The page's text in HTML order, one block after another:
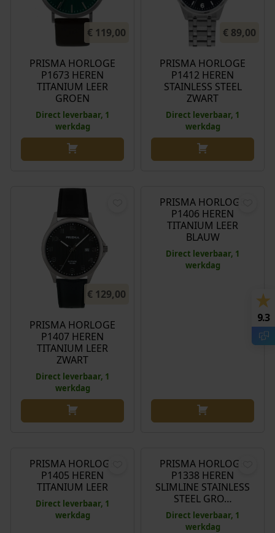
€ 119,00
PRISMA HORLOGE
P1673 HEREN
TITANIUM LEER
GROEN
Direct leverbaar, 1
werkdag
€ 89,00
PRISMA HORLOGE
P1412 HEREN
STAINLESS STEEL
ZWART
Direct leverbaar, 1
werkdag
€ 129,00
PRISMA HORLOGE
P1407 HEREN
TITANIUM LEER
ZWART
Direct leverbaar, 1
werkdag
PRISMA HORLOGE
P1406 HEREN
TITANIUM LEER
BLAUW
Direct leverbaar, 1
werkdag
PRISMA HORLOGE
P1405 HEREN
TITANIUM LEER
Direct leverbaar, 1
werkdag
PRISMA HORLOGE
P1338 HEREN
SLIMLINE STAINLESS
STEEL GRO…
Direct leverbaar, 1
werkdag
9.3